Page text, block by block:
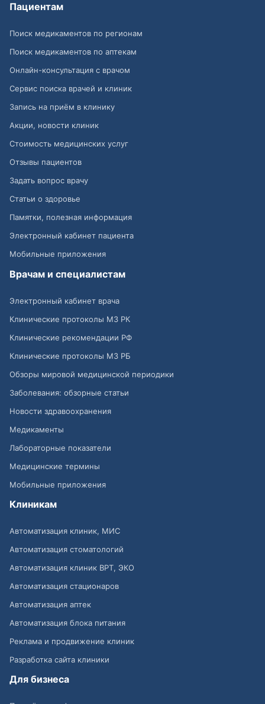
Пациентам
Поиск медикаментов по регионам
Поиск медикаментов по аптекам
Онлайн-консультация с врачом
Сервис поиска врачей и клиник
Запись на приём в клинику
Акции, новости клиник
Стоимость медицинских услуг
Отзывы пациентов
Задать вопрос врачу
Статьи о здоровье
Памятки, полезная информация
Электронный кабинет пациента
Мобильные приложения
Врачам и специалистам
Электронный кабинет врача
Клинические протоколы МЗ РК
Клинические рекомендации РФ
Клинические протоколы МЗ РБ
Обзоры мировой медицинской периодики
Заболевания: обзорные статьи
Новости здравоохранения
Медикаменты
Лабораторные показатели
Медицинские термины
Мобильные приложения
Клиникам
Автоматизация клиник, МИС
Автоматизация стоматологий
Автоматизация клиник ВРТ, ЭКО
Автоматизация стационаров
Автоматизация аптек
Автоматизация блока питания
Реклама и продвижение клиник
Разработка сайта клиники
Для бизнеса